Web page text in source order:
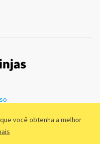
você obtenha a melhor